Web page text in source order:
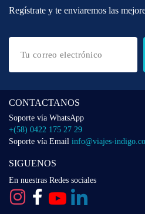
Regístrate y te enviaremos las
CONTACTANOS
Soporte vía WhatsApp
+(58) 0422 175 27 29
Soporte vía Email info@viajes-
SIGUENOS
En nuestras Redes sociales